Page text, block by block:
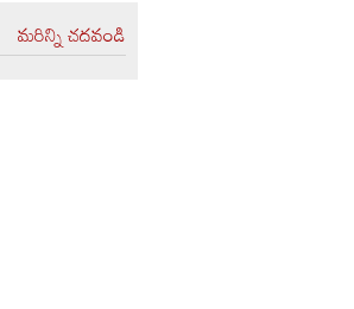
మరిన్ని చదవండి